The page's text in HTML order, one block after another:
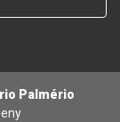
Palmério